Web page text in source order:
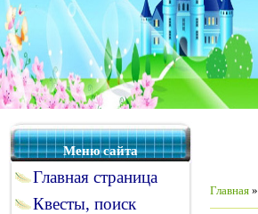
Меню сайта
Главная страница
Квесты, поиск
Главная »